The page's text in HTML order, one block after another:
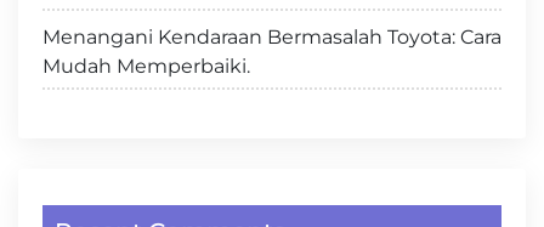
Menangani Kendaraan Bermasalah Toyota: Cara
Mudah Memperbaiki.